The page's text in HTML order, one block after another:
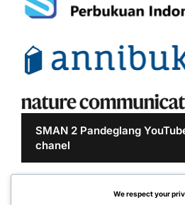
SMAN 2 Pandeglang
chanel
We respect your